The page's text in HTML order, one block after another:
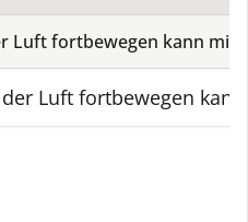
Luft fortbewegen kann mit
Luft fortbewegen kann